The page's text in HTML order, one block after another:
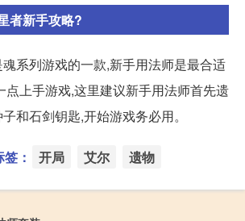
者新手攻略?
系列游戏的一款,新手用法师是最合适
点上手游戏,这里建议新手用法师首先遗
和石剑钥匙,开始游戏务必用。
： 开局 艾尔 遗物